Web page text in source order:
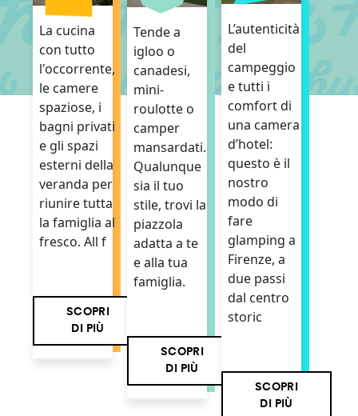
La cucina
con tutto
l'occorrente,
le camere
spaziose, i
bagni privati
e gli spazi
esterni della
veranda per
riunire tutta
la famiglia al
fresco. All f
SCOPRI
DI PIÙ
Tende a
igloo o
canadesi,
mini-
roulotte o
camper
mansardati.
Qualunque
sia il tuo
stile, trovi la
piazzola
adatta a te
e alla tua
famiglia.
SCOPRI
DI PIÙ
L’autenticità
del
campeggio
e tutti i
comfort di
una camera
d’hotel:
questo è il
nostro
modo di
fare
glamping a
Firenze, a
due passi
dal centro
storic
SCOPRI
DI PIÙ